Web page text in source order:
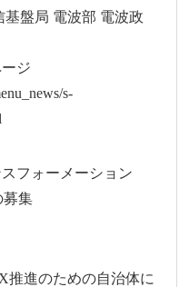
盤局 電波部 電波政
ジ
s-
フォーメーション
募集
進のための自治体に